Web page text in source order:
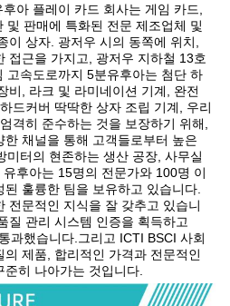
아 플레이 카드 회사는 게임 카드,
및 판매에 특화된 전문 제조업체 및
이 상자. 광저우 시의 동쪽에 위치,
접근을 가지고, 광저우 지하철 13호
고속도로까지 5분유후아는 첨단 하
비, 라크 및 라미네이션 기계, 완전
드커버 딱딱한 상자 조립 기계, 우리
격히 준수하는 것을 보장하기 위해,
채널을 통해 고객들로부터 높은
미터의 현존하는 생산 공장, 사무실
후아는 15명의 전문가와 100명 이
훌륭한 팀을 보유하고 있습니다.
전문적인 지식을 잘 갖추고 있습니
질 관리 시스템 인증을 획득하고
과했습니다.그리고 ICTI BSCI 사회
제품, 합리적인 가격과 전문적인
히 나아가는 것입니다.